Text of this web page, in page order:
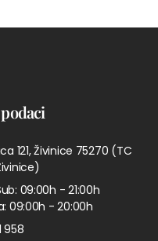
121, Živinice 75270 (TC
09:00h - 21:00h
09:00h - 20:00h
958